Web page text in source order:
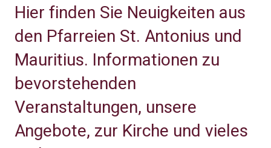
Hier finden Sie Neuigkeiten aus
den Pfarreien St. Antonius und
Mauritius. Informationen zu
bevorstehenden
Veranstaltungen, unsere
Angebote, zur Kirche und vieles